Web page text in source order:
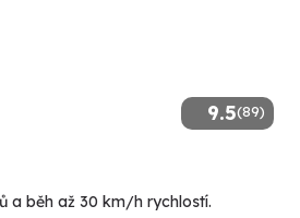
9.5(89)
a běh až 30 km/h rychlostí.